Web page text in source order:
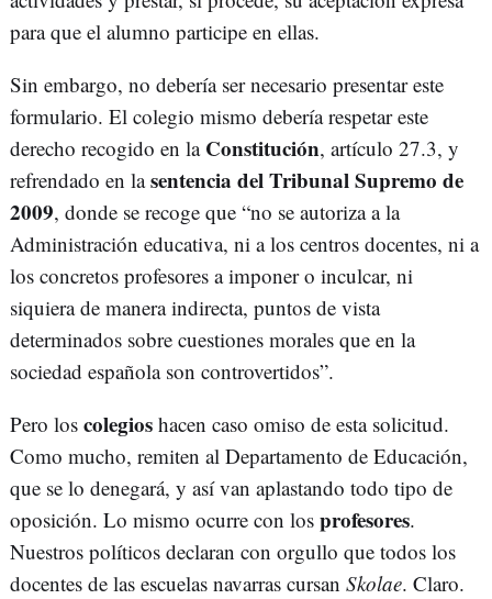
para que el alumno participe en ellas.
Sin embargo, no debería ser necesario presentar este
formulario. El colegio mismo debería respetar este
derecho recogido en la Constitución, artículo 27.3, y
refrendado en lasentencia del Tribunal Supremo de
2009, donde se recoge que “no se autoriza a la
Administración educativa, ni a los centros docentes, ni a
los concretos profesores a imponer o inculcar, ni
siquiera de manera indirecta, puntos de vista
determinados sobre cuestiones morales que en la
sociedad española son controvertidos”.
Pero los colegios hacen caso omiso de esta solicitud.
Como mucho, remiten al Departamento de Educación,
que se lo denegará, y así van aplastando todo tipo de
oposición. Lo mismo ocurre con los profesores.
Nuestros políticos declaran con orgullo que todos los
docentes de las escuelas navarras cursan Skolae. Claro.